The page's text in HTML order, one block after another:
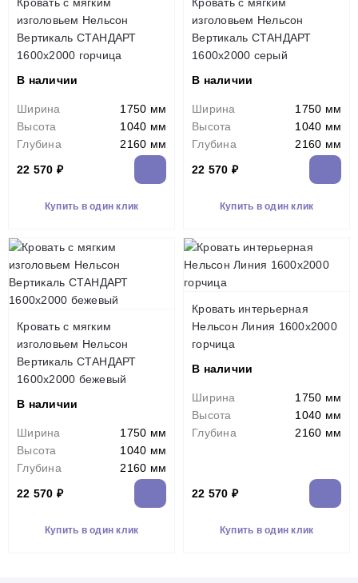
изголовьем Нельсон
Вертикаль СТАНДАРТ
1600х2000 горчица
В наличии
Ширина
1750 мм
Высота
1040 мм
Глубина
2160 мм
22 570 ₽
Купить в один клик
изголовьем Нельсон
Вертикаль СТАНДАРТ
1600х2000 серый
В наличии
Ширина
1750 мм
Высота
1040 мм
Глубина
2160 мм
22 570 ₽
Купить в один клик
Кровать с мягким
изголовьем Нельсон
Вертикаль СТАНДАРТ
1600х2000 бежевый
В наличии
Ширина
1750 мм
Высота
1040 мм
Глубина
2160 мм
22 570 ₽
Купить в один клик
Кровать интерьерная
Нельсон Линия 1600х2000
горчица
В наличии
Ширина
1750 мм
Высота
1040 мм
Глубина
2160 мм
22 570 ₽
Купить в один клик